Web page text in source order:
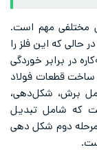
مختلفی مهم است.
حالی که این فلز را
در برابر خوردگی
قطعات فولاد
برش، شکل‌دهی،
که شامل تبدیل
دوم شکل دهی